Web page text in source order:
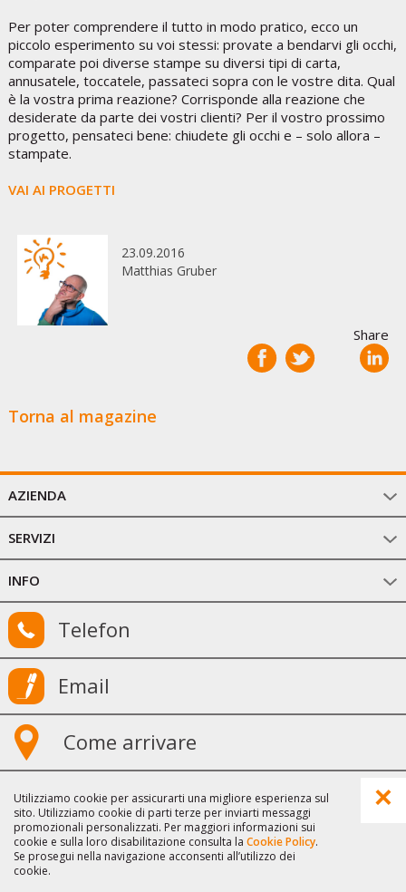
Utilizziamo cookie per assicurarti una migliore esperienza sul
sito. Utilizziamo cookie di parti terze per inviarti messaggi
promozionali personalizzati. Per maggiori informazioni sui
cookie e sulla loro disabilitazione consulta la Cookie Policy.
Se prosegui nella navigazione acconsenti all’utilizzo dei
cookie.
Per poter comprendere il tutto in modo pratico, ecco un
piccolo esperimento su voi stessi: provate a bendarvi gli occhi,
comparate poi diverse stampe su diversi tipi di carta,
annusatele, toccatele, passateci sopra con le vostre dita. Qual
è la vostra prima reazione? Corrisponde alla reazione che
desiderate da parte dei vostri clienti? Per il vostro prossimo
progetto, pensateci bene: chiudete gli occhi e – solo allora –
stampate.
VAI AI PROGETTI
23.09.2016
Matthias Gruber
Share
Torna al magazine
AZIENDA
SERVIZI
INFO
Telefon
Email
Come arrivare
©2026 GruberDruck srl | Come arrivare | Credits
| Informativa privacy | Cookie | Sitemap
produced by